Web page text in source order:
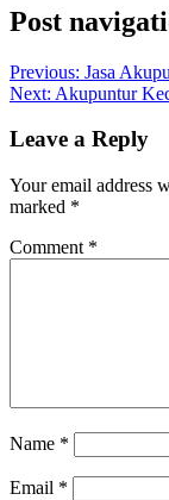
Post
Previous: Jasa
Next: Akupuntur
Leave a Reply
Your email address
marked *
Comment *
Name *
Email *